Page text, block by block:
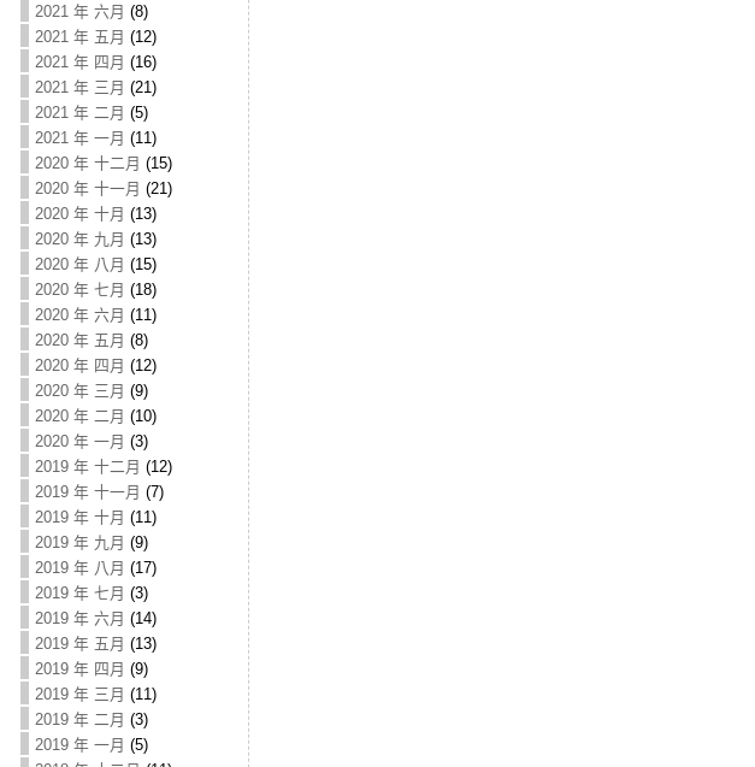
2021 年 六月 (8)
2021 年 五月 (12)
2021 年 四月 (16)
2021 年 三月 (21)
2021 年 二月 (5)
2021 年 一月 (11)
2020 年 十二月 (15)
2020 年 十一月 (21)
2020 年 十月 (13)
2020 年 九月 (13)
2020 年 八月 (15)
2020 年 七月 (18)
2020 年 六月 (11)
2020 年 五月 (8)
2020 年 四月 (12)
2020 年 三月 (9)
2020 年 二月 (10)
2020 年 一月 (3)
2019 年 十二月 (12)
2019 年 十一月 (7)
2019 年 十月 (11)
2019 年 九月 (9)
2019 年 八月 (17)
2019 年 七月 (3)
2019 年 六月 (14)
2019 年 五月 (13)
2019 年 四月 (9)
2019 年 三月 (11)
2019 年 二月 (3)
2019 年 一月 (5)